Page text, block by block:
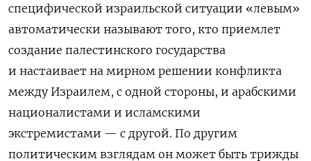
специфической израильской ситуации «левым»
автоматически называют того, кто приемлет
создание палестинского государства
и настаивает на мирном решении конфликта
между Израилем, с одной стороны, и арабскими
националистами и исламскими
экстремистами — с другой. По другим
политическим взглядам он может быть трижды